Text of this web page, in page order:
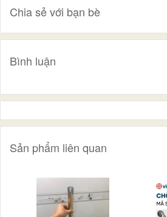
Chia sẻ với bạn bè
Bình luận
Sản phẩm liên quan